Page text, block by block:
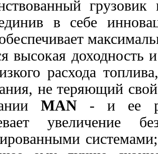
в себе
высокая доходность
расхода
не теряющий
МАN - и ее
увеличение